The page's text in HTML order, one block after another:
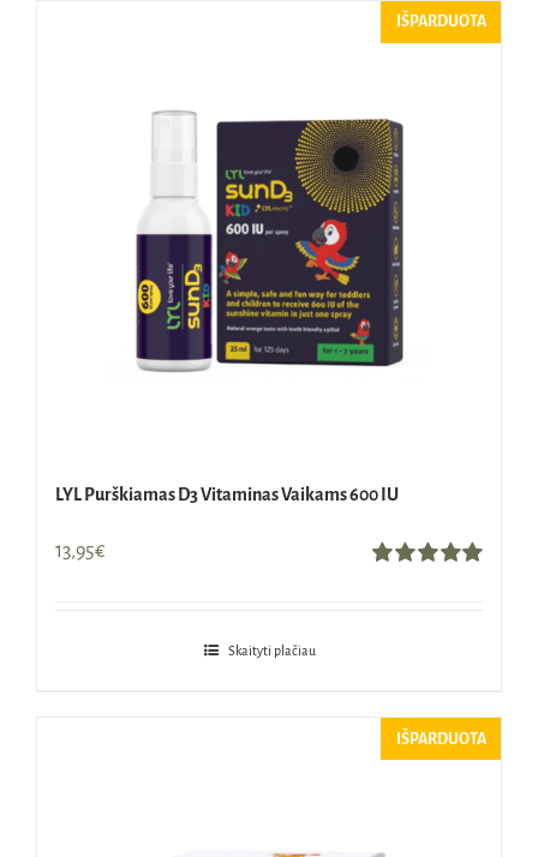
IŠPARDUOTA
LYL Purškiamas D3 Vitaminas Vaikams 600 IU
13,95€
Skaityti plačiau
IŠPARDUOTA